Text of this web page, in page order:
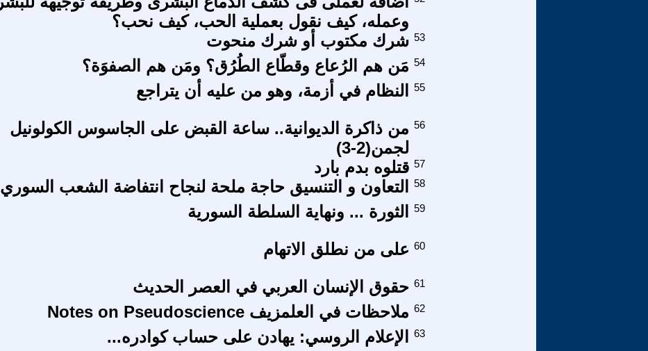
وعمله، كيف نقول بعملية الحب، كيف نحب؟
شرك مكتوب أو شرك منحوت 53
مَن هم الرُعاع وقطّاع الطُرُق؟ ومَن هم الصفوَة؟ 54
النظام في أزمة، وهو من عليه أن يتراجع 55
من ذاكرة الديوانية.. ساعة القبض على الجاسوس الكولونيل
لجمن(2-3)
56
قتلوه بدم بارد 57
التعاون و التنسيق حاجة ملحة لنجاح انتفاضة الشعب السوري 58
الثورة ... ونهاية السلطة السورية 59
على من نطلق الاتهام 60
حقوق الإنسان العربي في العصر الحديث 61
ملاحظات في العلمزيف Notes on Pseudoscience 62
الإعلام الروسي: يهادن على حساب كوادره... 63